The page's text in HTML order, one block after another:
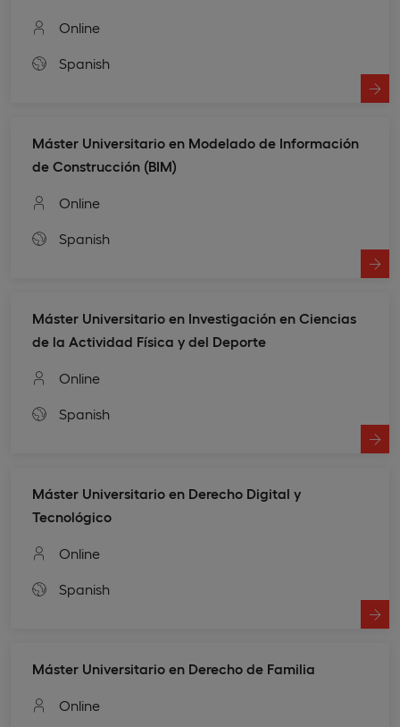
Online
Spanish
Máster Universitario en Modelado de Información
de Construcción (BIM)
Online
Spanish
Máster Universitario en Investigación en Ciencias
de la Actividad Física y del Deporte
Online
Spanish
Máster Universitario en Derecho Digital y
Tecnológico
Online
Spanish
Máster Universitario en Derecho de Familia
Online